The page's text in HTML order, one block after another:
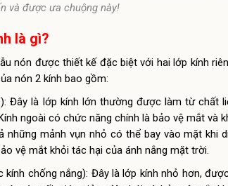
và được ưa chuộng này!
là gì?
nón được thiết kế đặc biệt với hai lớp kính
nón 2 kính bao gồm:
Đây là lớp kính lớn thường được làm từ
ngoài có chức năng chính là bảo vệ mắt
những mảnh vụn nhỏ có thể bay vào mặt
vệ mắt khỏi tác hại của ánh nắng mặt trời.
kính chống nắng): Đây là lớp kính nhỏ hơn,